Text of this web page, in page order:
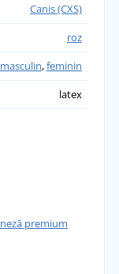
Canis (CXS)
roz
masculin,feminin
latex
premium